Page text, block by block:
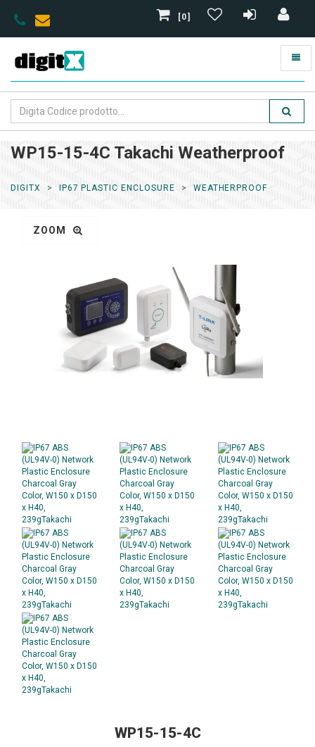
[0]
WP15-15-4C Takachi Weatherproof
DIGITX IP67 PLASTIC ENCLOSURE WEATHERPROOF
ZOOM
WP15-15-4C